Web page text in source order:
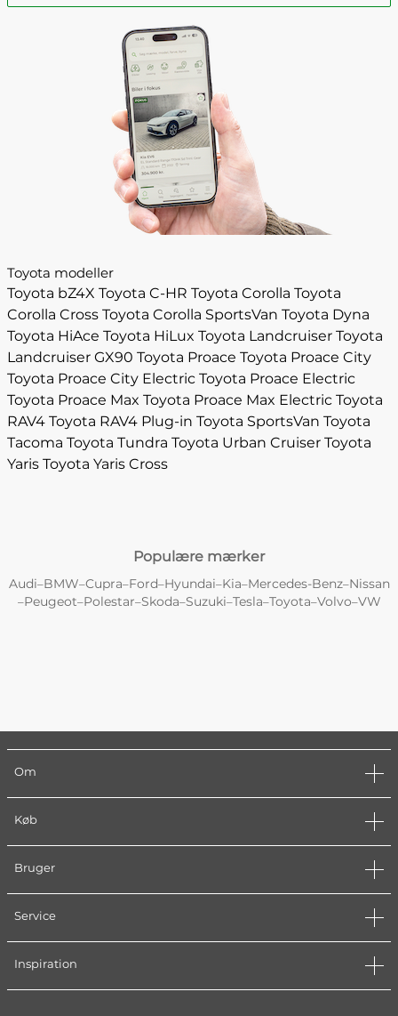
Toyota modeller
Toyota bZ4X Toyota C-HR Toyota Corolla Toyota
Corolla Cross Toyota Corolla SportsVan Toyota Dyna
Toyota HiAce Toyota HiLux Toyota Landcruiser Toyota
Landcruiser GX90 Toyota Proace Toyota Proace City
Toyota Proace City Electric Toyota Proace Electric
Toyota Proace Max Toyota Proace Max Electric Toyota
RAV4 Toyota RAV4 Plug-in Toyota SportsVan Toyota
Tacoma Toyota Tundra Toyota Urban Cruiser Toyota
Yaris Toyota Yaris Cross
Populære mærker
Audi–BMW–Cupra–Ford–Hyundai–Kia–Mercedes-Benz–Nissan
–Peugeot–Polestar–Skoda–Suzuki–Tesla–Toyota–Volvo–VW
Om
Køb
Bruger
Service
Inspiration